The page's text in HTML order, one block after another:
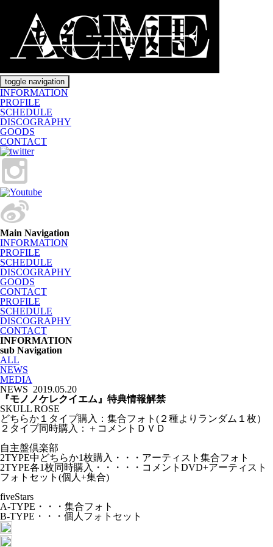
toggle navigation
INFORMATION
PROFILE
SCHEDULE
DISCOGRAPHY
GOODS
CONTACT
Main Navigation
INFORMATION
PROFILE
SCHEDULE
DISCOGRAPHY
GOODS
CONTACT
PROFILE
SCHEDULE
DISCOGRAPHY
CONTACT
INFORMATION
sub Navigation
ALL
NEWS
MEDIA
NEWS 2019.05.20
『モノノケレクイエム』特典情報解禁
SKULL ROSE
どちらか１タイプ購入：集合フォト(２種よりランダム１枚）
２タイプ同時購入：＋コメントＤＶＤ
自主盤倶楽部
2TYPE中どちらか1枚購入・・・アーティスト集合フォト
2TYPE各1枚同時購入・・・・・コメントDVD+アーティスト
フォトセット(個人+集合)
fiveStars
A-TYPE・・・集合フォト
B-TYPE・・・個人フォトセット